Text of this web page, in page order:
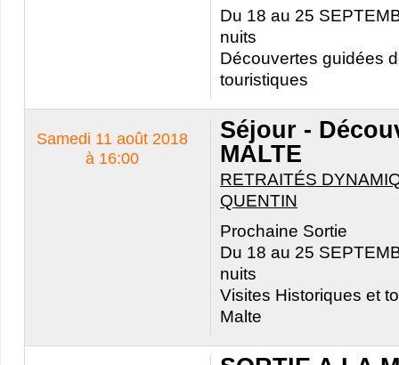
Du 18 au 25
nuits
Découvertes guidées
touristiques
Samedi 11 août 2018
à 16:00
Séjour -
MALTE
RETRAITÉS
QUENTIN
Prochaine Sortie
Du 18 au 25
nuits
Visites Historiques et
Malte